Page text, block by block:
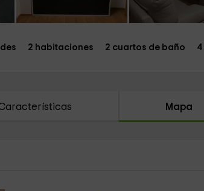
2 habitaciones 2 cuartos de baño
Mapa